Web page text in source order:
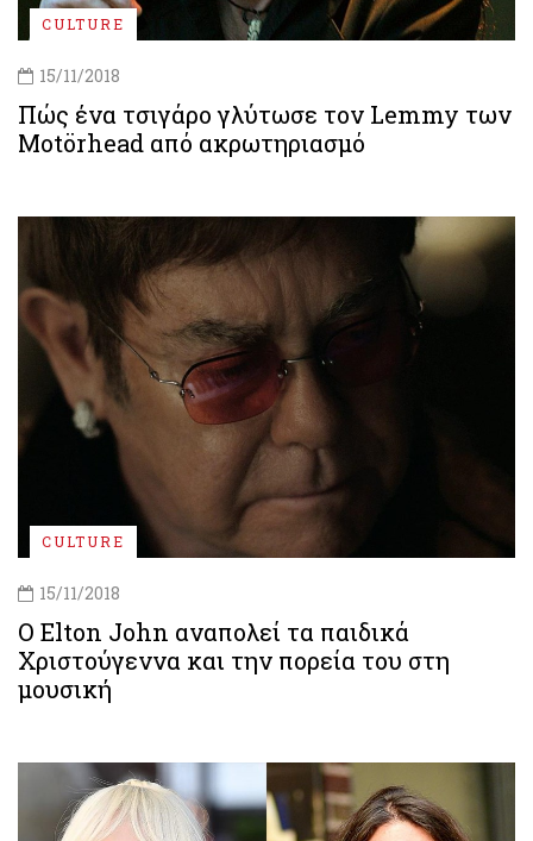
CULTURE
15/11/2018
Πώς ένα τσιγάρο γλύτωσε τον Lemmy των
Motörhead από ακρωτηριασμό
CULTURE
15/11/2018
Ο Elton John αναπολεί τα παιδικά
Χριστούγεννα και την πορεία του στη
μουσική